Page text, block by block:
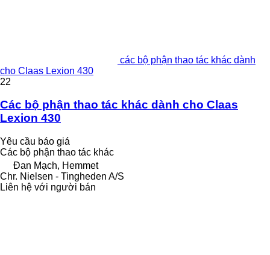
các bộ phận thao tác khác dành
cho Claas Lexion 430
22
Các bộ phận thao tác khác dành cho Claas
Lexion 430
Yêu cầu báo giá
Các bộ phận thao tác khác
Đan Mạch, Hemmet
Chr. Nielsen - Tingheden A/S
Liên hệ với người bán